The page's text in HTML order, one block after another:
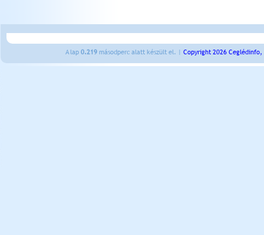
A lap 0.219 másodperc alatt készült el. | Copyright 2026